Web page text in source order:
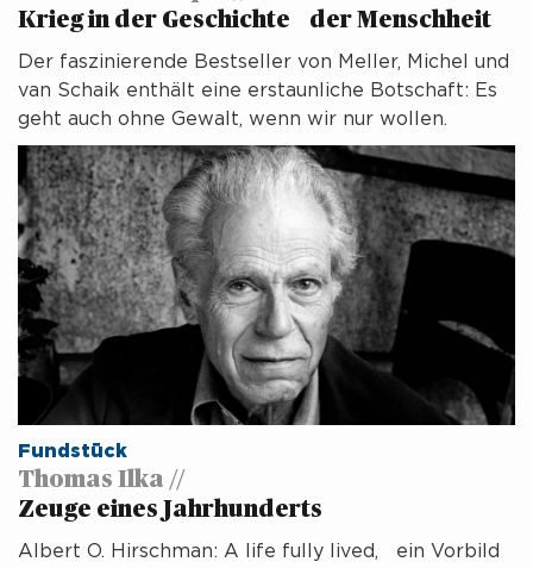
Krieg in der Geschichte der Menschheit
Der faszinierende Bestseller von Meller, Michel und
van Schaik enthält eine erstaunliche Botschaft: Es
geht auch ohne Gewalt, wenn wir nur wollen.
Fundstück
Thomas Ilka //
Zeuge eines Jahrhunderts
Albert O. Hirschman: A life fully lived, ein Vorbild